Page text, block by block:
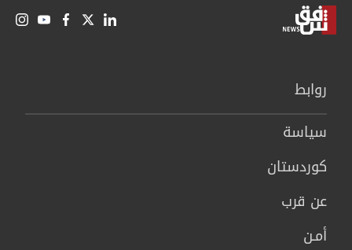
روابط
سیاسة
كوردستان
عن قرب
أمـن